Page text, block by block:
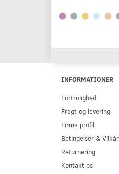
INFORMATIONER
Fortrolighed
Fragt og levering
Firma profil
Betingelser & Vilkår
Returnering
Kontakt os